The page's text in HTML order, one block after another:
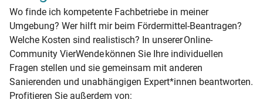
Wo finde ich kompetente Fachbetriebe in meiner
Umgebung? Wer hilft mir beim Fördermittel-Beantragen?
Welche Kosten sind realistisch? In unserer Online-
Community VierWende können Sie Ihre individuellen
Fragen stellen und sie gemeinsam mit anderen
Sanierenden und unabhängigen Expert*innen beantworten.
Profitieren Sie außerdem von: